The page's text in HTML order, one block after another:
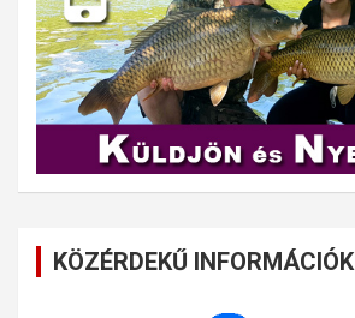
KÖZÉRDEKŰ INFORMÁCIÓK